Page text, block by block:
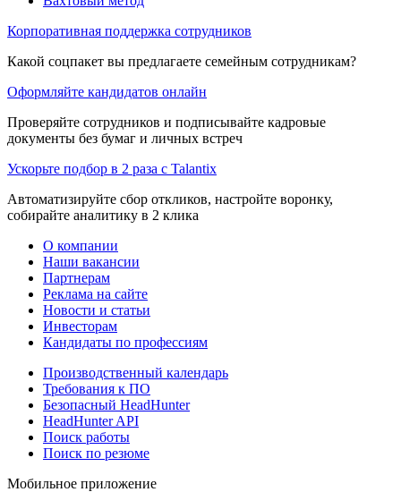
Корпоративная поддержка сотрудников
Какой соцпакет вы предлагаете семейным сотрудникам?
Оформляйте кандидатов онлайн
Проверяйте сотрудников и подписывайте кадровые
документы без бумаг и личных встреч
Ускорьте подбор в 2 раза с Talantix
Автоматизируйте сбор откликов, настройте воронку,
собирайте аналитику в 2 клика
О компании
Наши вакансии
Партнерам
Реклама на сайте
Новости и статьи
Инвесторам
Кандидаты по профессиям
Производственный календарь
Требования к ПО
Безопасный HeadHunter
HeadHunter API
Поиск работы
Поиск по резюме
Мобильное приложение